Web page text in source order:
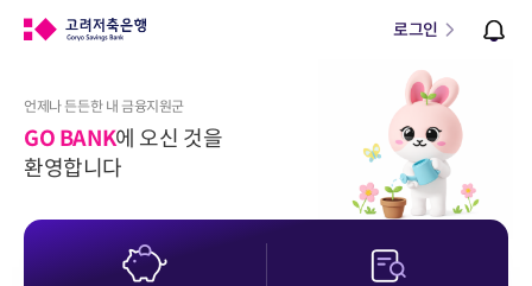
로그인
언제나 든든한 내 금융지원군
GO BANK에 오신 것을
환영합니다